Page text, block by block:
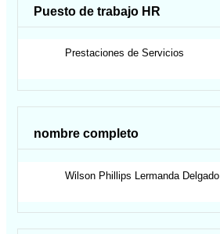
Puesto de trabajo HR
Prestaciones de Servicios
nombre completo
Wilson Phillips Lermanda Delgado